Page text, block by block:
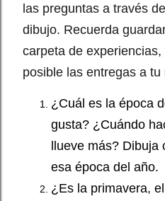
las preguntas a través
dibujo. Recuerda
carpeta de
posible las entregas a
¿Cuál es la época
gusta? ¿Cuándo
llueve más? Dibuja
esa época del año.
¿Es la primavera,